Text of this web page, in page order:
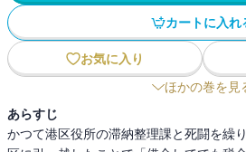
カートに入れ
お気に入り
ほかの巻を見
あらすじ
かつて港区役所の滞納整理課と死闘を繰